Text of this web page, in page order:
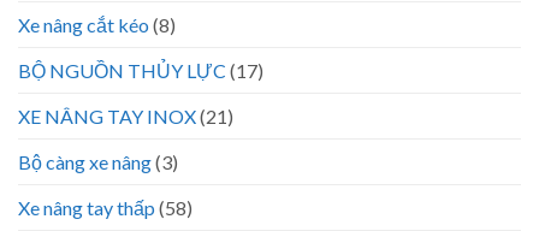
Xe nâng cắt kéo (8)
BỘ NGUỒN THỦY LỰC (17)
XE NÂNG TAY INOX(21)
Bộ càng xe nâng(3)
Xe nâng tay thấp (58)